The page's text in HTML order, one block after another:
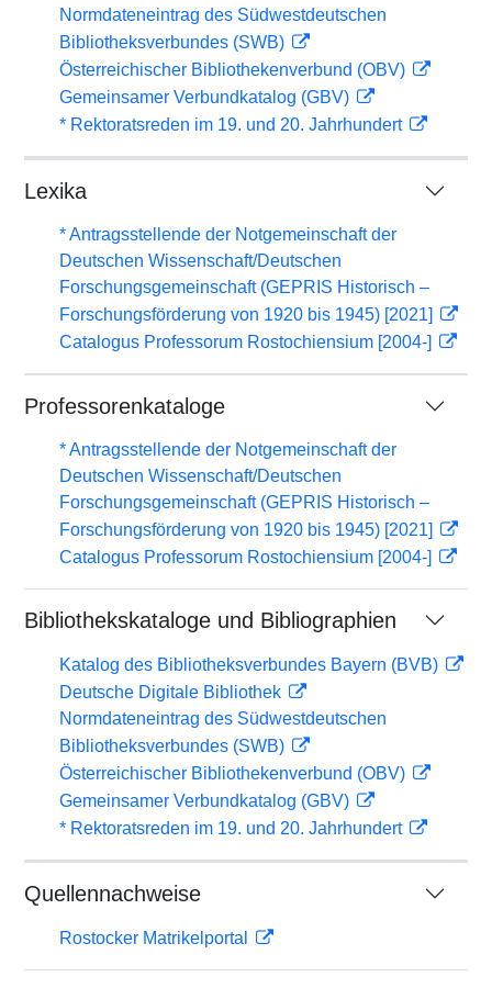
Normdateneintrag des Südwestdeutschen
Bibliotheksverbundes (SWB)
Österreichischer Bibliothekenverbund (OBV)
Gemeinsamer Verbundkatalog (GBV)
* Rektoratsreden im 19. und 20. Jahrhundert
Lexika
* Antragsstellende der Notgemeinschaft der
Deutschen Wissenschaft/Deutschen
Forschungsgemeinschaft (GEPRIS Historisch –
Forschungsförderung von 1920 bis 1945) [2021]
Catalogus Professorum Rostochiensium [2004-]
Professorenkataloge
* Antragsstellende der Notgemeinschaft der
Deutschen Wissenschaft/Deutschen
Forschungsgemeinschaft (GEPRIS Historisch –
Forschungsförderung von 1920 bis 1945) [2021]
Catalogus Professorum Rostochiensium [2004-]
Bibliothekskataloge und Bibliographien
Katalog des Bibliotheksverbundes Bayern (BVB)
Deutsche Digitale Bibliothek
Normdateneintrag des Südwestdeutschen
Bibliotheksverbundes (SWB)
Österreichischer Bibliothekenverbund (OBV)
Gemeinsamer Verbundkatalog (GBV)
* Rektoratsreden im 19. und 20. Jahrhundert
Quellennachweise
Rostocker Matrikelportal